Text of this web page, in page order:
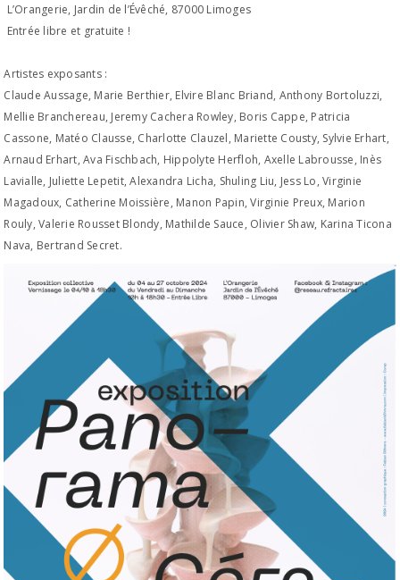
L’Orangerie, Jardin de l’Évêché, 87000 Limoges
Entrée libre et gratuite !
Artistes exposants :
Claude Aussage, Marie Berthier, Elvire Blanc Briand, Anthony Bortoluzzi,
Mellie Branchereau, Jeremy Cachera Rowley, Boris Cappe, Patricia
Cassone, Matéo Clausse, Charlotte Clauzel, Mariette Cousty, Sylvie Erhart,
Arnaud Erhart, Ava Fischbach, Hippolyte Herfloh, Axelle Labrousse, Inès
Lavialle, Juliette Lepetit, Alexandra Licha, Shuling Liu, Jess Lo, Virginie
Magadoux, Catherine Moissière, Manon Papin, Virginie Preux, Marion
Rouly, Valerie Rousset Blondy, Mathilde Sauce, Olivier Shaw, Karina Ticona
Nava, Bertrand Secret.